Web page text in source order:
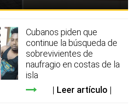
Cubanos piden que
continue la búsqueda de
sobrevivientes de
naufragio en costas de la
isla
Leer artículo